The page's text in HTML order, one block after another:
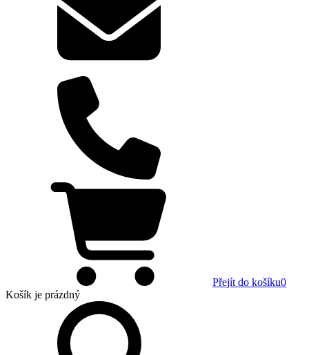
Přejít do košíku0
Košík je prázdný